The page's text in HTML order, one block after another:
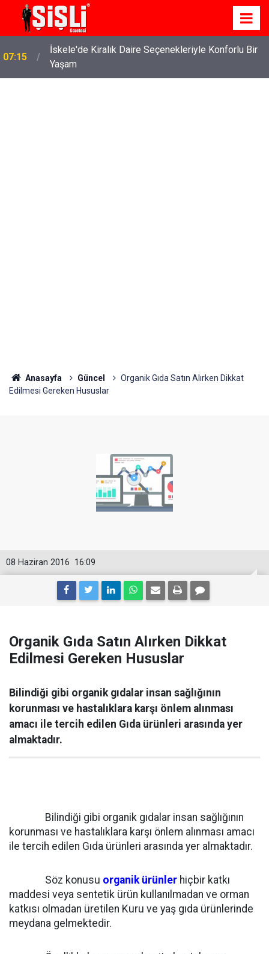
07:15
İskele'de Kiralık Daire Seçenekleriyle Konforlu Bir
Yaşam
Anasayfa Güncel
Organik Gıda Satın Alırken Dikkat
Edilmesi Gereken Hususlar
16:09
08 Haziran 2016
Organik Gıda Satın Alırken Dikkat
Edilmesi Gereken Hususlar
Bilindiği gibi organik gıdalar insan sağlığının
korunması ve hastalıklara karşı önlem alınması
amacı ile tercih edilen Gıda ürünleri arasında yer
almaktadır.
Bilindiği gibi organik gıdalar insan sağlığının
korunması ve hastalıklara karşı önlem alınması amacı
ile tercih edilen Gıda ürünleri arasında yer almaktadır.
Söz konusu organik ürünler hiçbir katkı
maddesi veya sentetik ürün kullanılmadan ve orman
katkısı olmadan üretilen Kuru ve yaş gıda ürünlerinde
meydana gelmektedir.